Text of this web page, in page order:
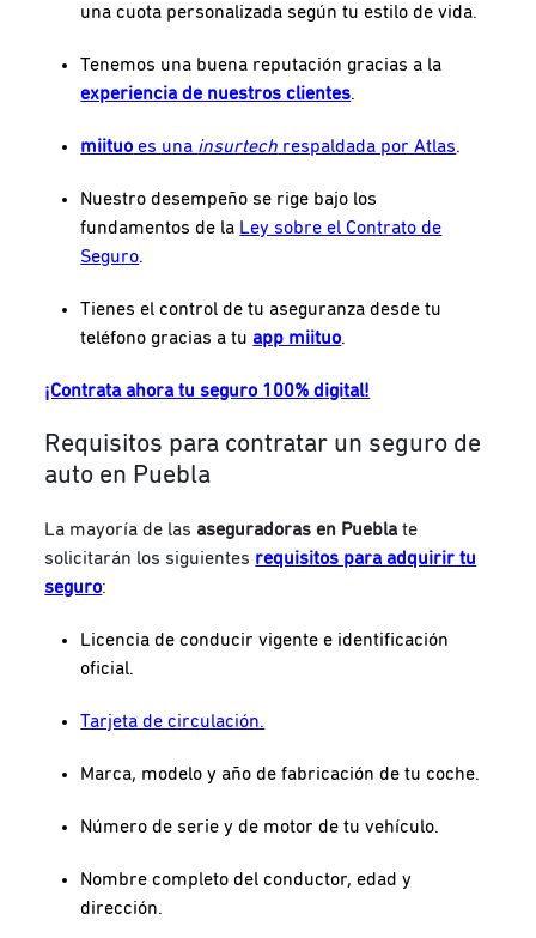
una cuota personalizada según tu estilo de vida.
Tenemos una buena reputación gracias a la
experiencia de nuestros clientes.
miituo es una insurtech respaldada por Atlas.
Nuestro desempeño se rige bajo los
fundamentos de la Ley sobre el Contrato de
Seguro.
Tienes el control de tu aseguranza desde tu
teléfono gracias a tu app miituo.
¡Contrata ahora tu seguro 100% digital!
Requisitos para contratar un seguro de
auto en Puebla
La mayoría de las aseguradoras en Puebla te
solicitarán los siguientes requisitos para adquirir tu
seguro:
Licencia de conducir vigente e identificación
oficial.
Tarjeta de circulación.
Marca, modelo y año de fabricación de tu coche.
Número de serie y de motor de tu vehículo.
Nombre completo del conductor, edad y
dirección.